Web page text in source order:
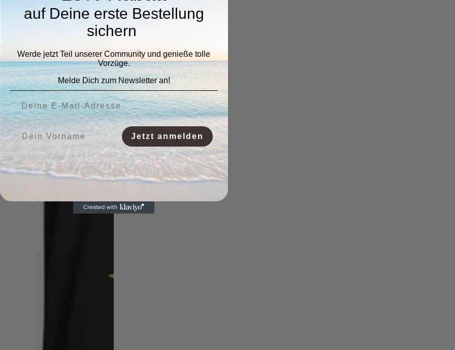
auf Deine erste Bestellung
sichern
Werde jetzt Teil unserer Community und genieße tolle
Vorzüge.
Melde Dich zum Newsletter an!
Deine E-Mail-Adresse:
Vorname:
Jetzt anmelden